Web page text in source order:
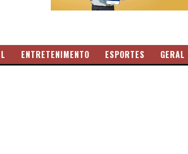
ENTRETENIMENTO ESPORTES GERAL